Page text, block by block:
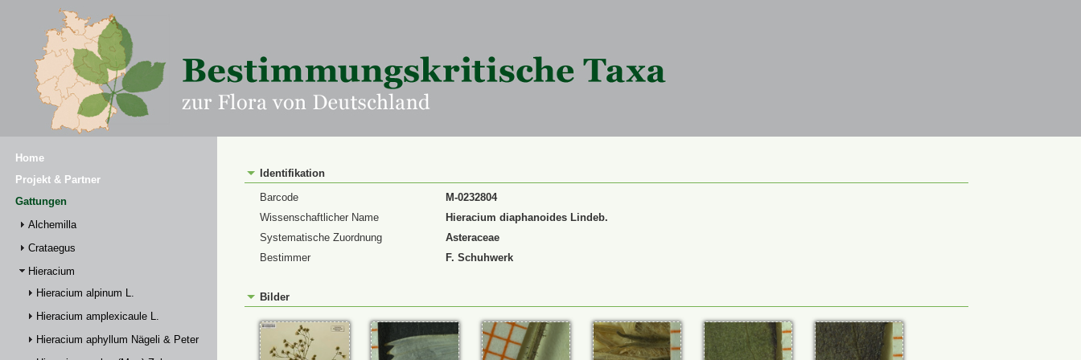
Home
Projekt & Partner
Gattungen
Alchemilla
Crataegus
Hieracium
Hieracium alpinum L.
Hieracium amplexicaule L.
Hieracium aphyllum Nägeli & Peter
Identifikation
Barcode
M-0232804
Wissenschaftlicher Name
Hieracium diaphanoides Lindeb.
Systematische Zuordnung
Asteraceae
Bestimmer
F. Schuhwerk
Bilder